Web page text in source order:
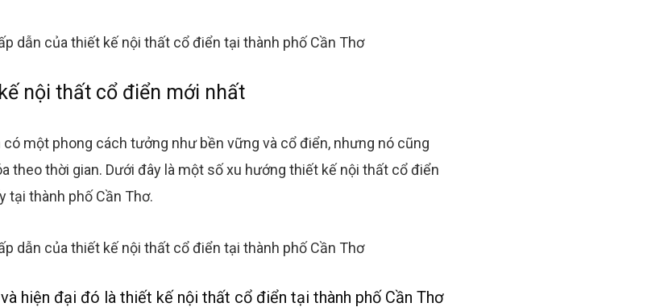
nội thất cổ điển mới nhất
một phong cách tưởng như bền vững và cổ điển, nhưng nó cũng
theo thời gian. Dưới đây là một số xu hướng thiết kế nội thất cổ điển
tại thành phố Cần Thơ.
hiện đại đó là thiết kế nội thất cổ điển tại thành phố Cần Thơ